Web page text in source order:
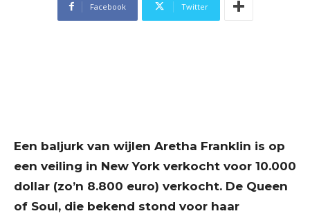
Facebook Twitter
Een baljurk van wijlen Aretha Franklin is op
een veiling in New York verkocht voor 10.000
dollar (zo’n 8.800 euro) verkocht. De Queen
of Soul, die bekend stond voor haar